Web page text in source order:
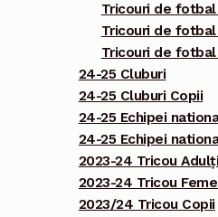
Tricouri de
Tricouri de
Tricouri de
24-25 Cluburi
24-25 Cluburi Copii
24-25 Echipei
24-25 Echipei
2023-24 Tricou
2023-24 Tricou
2023/24 Tricou Copii